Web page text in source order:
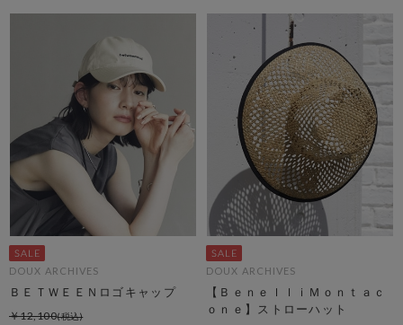
DOUX ARCHIVES
ＢＥＴＷＥＥＮロゴキャップ
￥12,100
DOUX ARCHIVES
【ＢｅｎｅｌｌｉＭｏｎｔａｃ
ｏｎｅ】ストローハット